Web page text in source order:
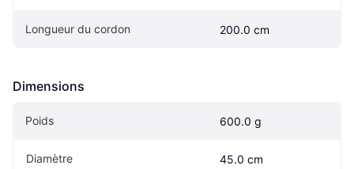
Longueur du cordon 200.0 cm
Dimensions
Poids 600.0 g
Diamètre 45.0 cm